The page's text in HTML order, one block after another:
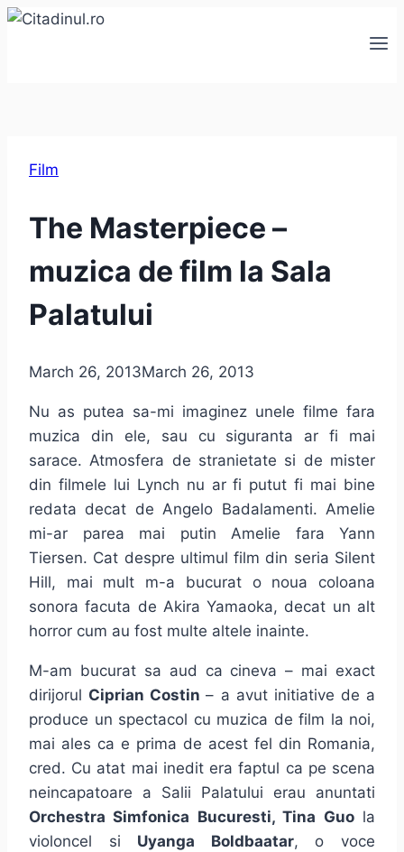
Skip
Film
The Masterpiece –
muzica de film la Sala
Palatului
March 26, 2013March 26, 2013
Nu as putea sa-mi imaginez unele filme fara
muzica din ele, sau cu siguranta ar fi mai
sarace. Atmosfera de stranietate si de mister
din filmele lui Lynch nu ar fi putut fi mai bine
redata decat de Angelo Badalamenti. Amelie
mi-ar parea mai putin Amelie fara Yann
Tiersen. Cat despre ultimul film din seria Silent
Hill, mai mult m-a bucurat o noua coloana
sonora facuta de Akira Yamaoka, decat un alt
horror cum au fost multe altele inainte.
M-am bucurat sa aud ca cineva – mai exact
dirijorul Ciprian Costin– a avut initiative de a
produce un spectacol cu muzica de film la noi,
mai ales ca e prima de acest fel din Romania,
cred. Cu atat mai inedit era faptul ca pe scena
neincapatoare a Salii Palatului erau anuntati
Orchestra Simfonica Bucuresti, Tina Guola
violoncel si Uyanga Boldbaatar, o voce